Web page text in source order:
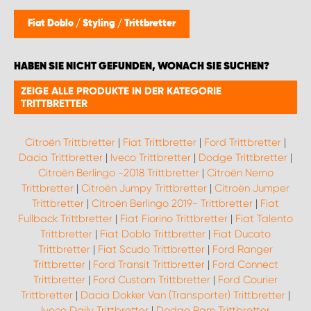
Fiat Doblo / Styling / Trittbretter
HABEN SIE NICHT GEFUNDEN, WONACH SIE SUCHEN?
ZEIGE ALLE PRODUKTE IN DER KATEGORIE
TRITTBRETTER
Citroën Trittbretter | Fiat Trittbretter | Ford Trittbretter |
Dacia Trittbretter | Iveco Trittbretter | Dodge Trittbretter |
Citroën Berlingo -2018 Trittbretter| Citroën Nemo
Trittbretter | Citroën Jumpy Trittbretter | Citroën Jumper
Trittbretter | Citroën Berlingo 2019- Trittbretter | Fiat
Fullback Trittbretter | Fiat Fiorino Trittbretter | Fiat Talento
Trittbretter | Fiat Doblo Trittbretter | Fiat Ducato
Trittbretter | Fiat Scudo Trittbretter | Ford Ranger
Trittbretter| Ford Transit Trittbretter| Ford Connect
Trittbretter | Ford Custom Trittbretter | Ford Courier
Trittbretter | Dacia Dokker Van (Transporter) Trittbretter |